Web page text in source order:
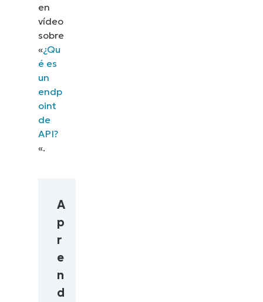
en
vídeo
sobre
«¿Qu
é es
un
endp
oint
de
API?
«.
A
p
r
e
n
d